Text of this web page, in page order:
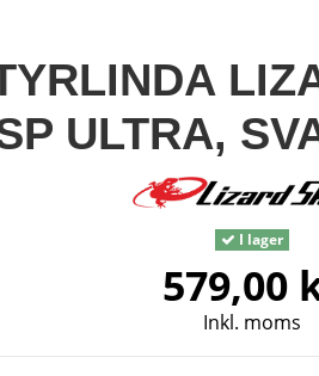
ULTRA,
I lager
579,00
Inkl. moms